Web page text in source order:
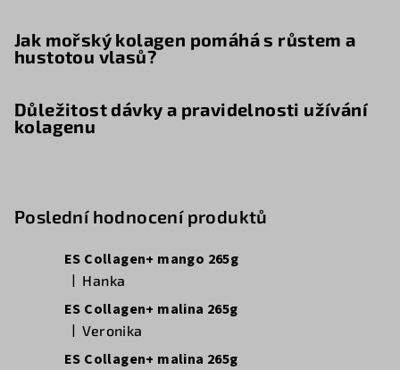
Jak mořský kolagen pomáhá s růstem a
hustotou vlasů?
Důležitost dávky a pravidelnosti užívání
kolagenu
Poslední hodnocení produktů
ES Collagen+ mango 265g
Hodnocení produktu je 5 z 5 hvězdiček.
Hanka
ES Collagen+ malina 265g
Hodnocení produktu je 5 z 5 hvězdiček.
Veronika
ES Collagen+ malina 265g